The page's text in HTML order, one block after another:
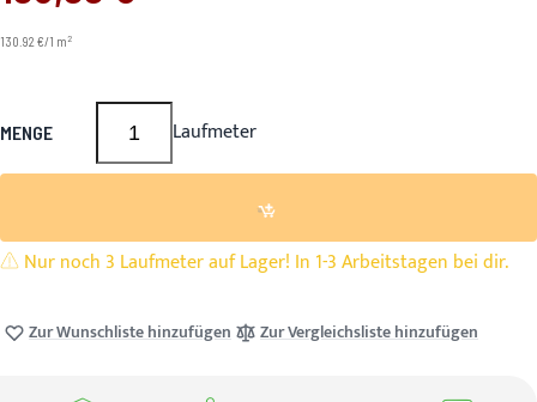
130.92 €/1 m2
MENGE Laufmeter
Nur noch 3 Laufmeter auf Lager! In 1-3 Arbeitstagen bei dir.
Zur Wunschliste hinzufügen Zur Vergleichsliste hinzufügen